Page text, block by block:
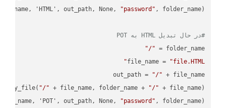
'HTML', out_path, None,
"password"
#در حال تبدیل HTML به POT
folder_name =
"/"
file_name =
"file.HTML"
out_path =
"/"
"/" + file_name, folder_name +
"/"
'POT', out_path, None,
"password" , folder_name)